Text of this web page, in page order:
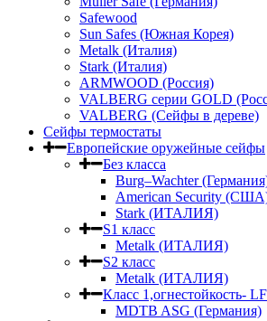
Safewood
Sun Safes (Южная Корея)
Metalk (Италия)
Stark (Италия)
ARMWOOD (Россия)
VALBERG серии GOLD
VALBERG (Сейфы в дереве)
Сейфы термостаты
Европейские оружейные сейфы
Без класса
Burg–Wachter
American Security
Stark (ИТАЛИЯ)
S1 класс
Metalk (ИТАЛИЯ)
S2 класс
Metalk (ИТАЛИЯ)
Класс 1,огнестойкость-
MDTB ASG (Германия)